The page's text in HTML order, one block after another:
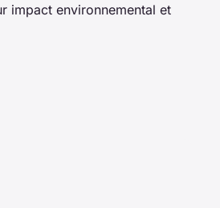
impact environnemental et